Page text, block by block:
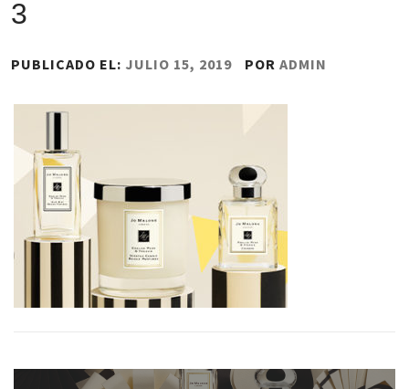
3
PUBLICADO EL: JULIO 15, 2019 POR ADMIN
Navegación